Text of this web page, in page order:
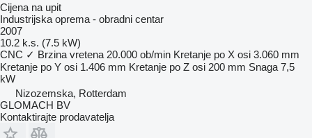
Cijena na upit
Industrijska oprema - obradni centar
2007
10.2 k.s. (7.5 kW)
CNC ✓ Brzina vretena 20.000 ob/min Kretanje po X osi 3.060 mm
Kretanje po Y osi 1.406 mm Kretanje po Z osi 200 mm Snaga 7,5
kW
Nizozemska, Rotterdam
GLOMACH BV
Kontaktirajte prodavatelja